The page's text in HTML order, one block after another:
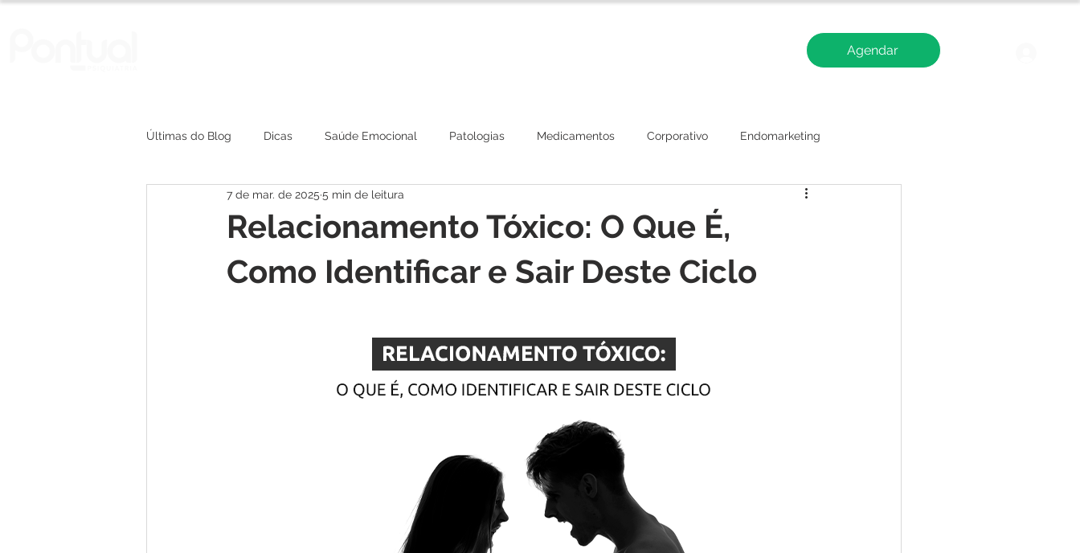
Agendar
Últimas do Blog Dicas Saúde Emocional Patologias Medicamentos Corporativo Endomarketing
depressão
Relacionamento Tóxico: O Que É,
Como Identificar e Sair Deste Ciclo
7 de mar. de 2025 5 min de leitura